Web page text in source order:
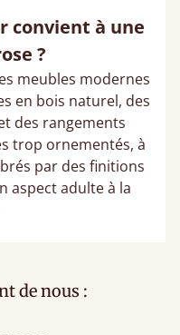
convient à une
?
meubles modernes
en bois naturel, des
des rangements
trop ornementés, à
par des finitions
aspect adulte à la
de nous :